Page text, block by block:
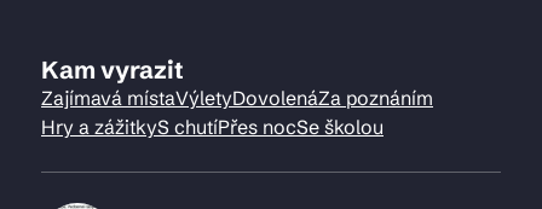
Kam vyrazit
Zajímavá místaVýletyDovolenáZa poznáním
Hry a zážitkyS chutíPřes nocSe školou